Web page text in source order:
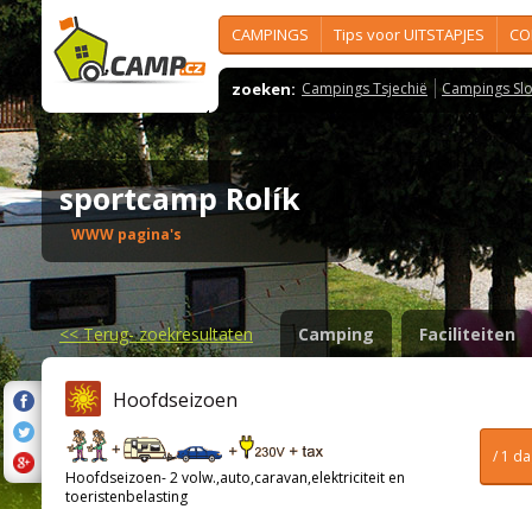
CAMPINGS Tips voor UITSTAPJES
zoeken: Campings Tsjechië Campings
sportcamp Rolík
WWW pagina's
<<Terug- zoekresultaten Camping Faciliteiten
Hoofdseizoen
/ 1
Hoofdseizoen- 2 volw.,auto,caravan,elektriciteit en
toeristenbelasting